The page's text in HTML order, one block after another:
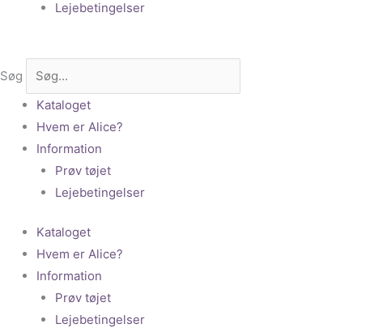
Lejebetingelser
Søg
Kataloget
Hvem er Alice?
Information
Prøv tøjet
Lejebetingelser
Kataloget
Hvem er Alice?
Information
Prøv tøjet
Lejebetingelser